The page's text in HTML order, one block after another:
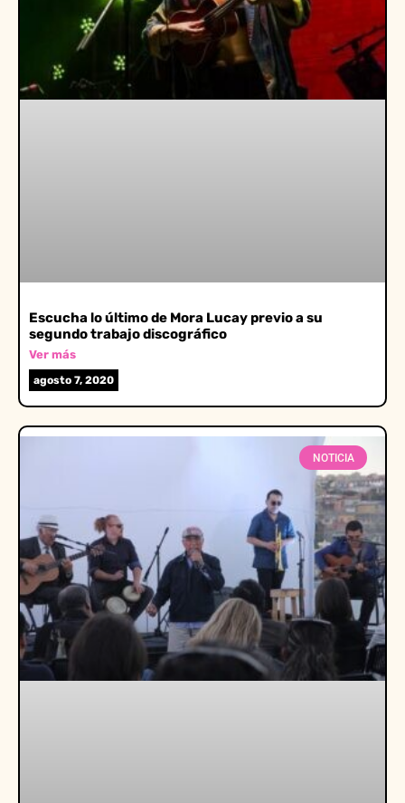
Escucha lo último de Mora Lucay previo a su
segundo trabajo discográfico
Ver más
agosto 7, 2020
NOTICIA